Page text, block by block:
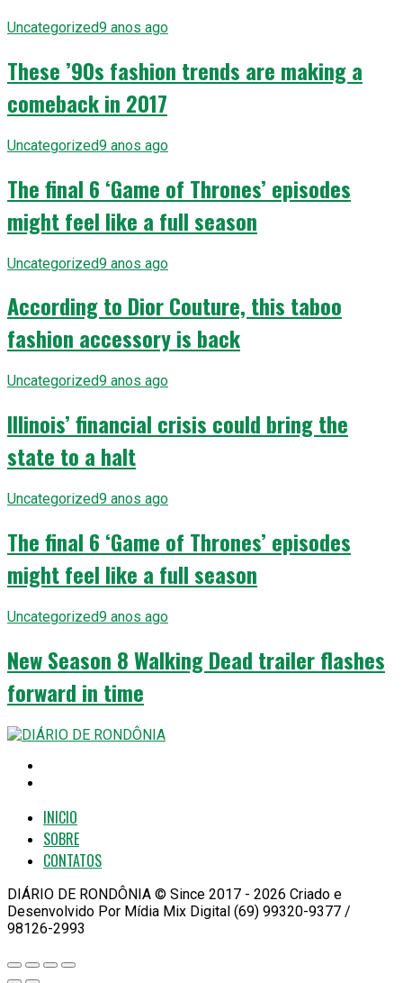
Uncategorized9 anos ago
These ’90s fashion trends are making a
comeback in 2017
Uncategorized9 anos ago
The final 6 ‘Game of Thrones’ episodes
might feel like a full season
Uncategorized9 anos ago
According to Dior Couture, this taboo
fashion accessory is back
Uncategorized9 anos ago
Illinois’ financial crisis could bring the
state to a halt
Uncategorized9 anos ago
The final 6 ‘Game of Thrones’ episodes
might feel like a full season
Uncategorized9 anos ago
New Season 8 Walking Dead trailer flashes
forward in time
INICIO
SOBRE
CONTATOS
DIÁRIO DE RONDÔNIA © Since 2017 - 2026 Criado e
Desenvolvido Por Mídia Mix Digital (69) 99320-9377 /
98126-2993